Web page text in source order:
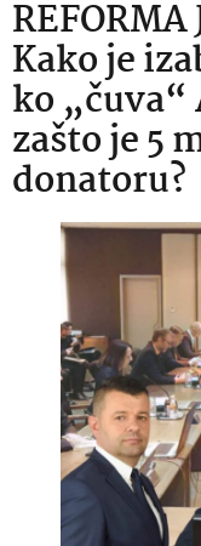
REFORMA
Kako je
ko
zašto je 5
donatoru?